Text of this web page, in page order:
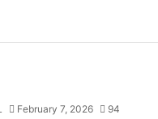
February 7, 2026 94